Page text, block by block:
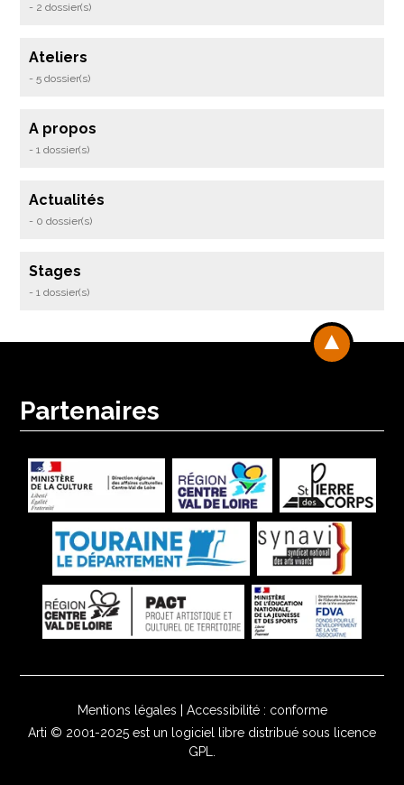
- 2 dossier(s)
Ateliers
- 5 dossier(s)
A propos
- 1 dossier(s)
Actualités
- 0 dossier(s)
Stages
- 1 dossier(s)
Partenaires
Mentions légales
Accessibilité : conforme
Arti © 2001-2025 est un logiciel libre distribué sous licence
GPL.